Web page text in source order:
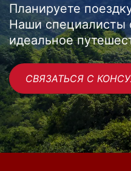
Планируете
Наши специалисты
идеальное
СВЯЗАТЬСЯ С